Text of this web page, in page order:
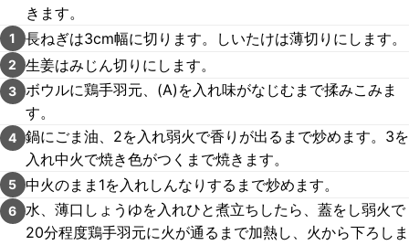
きます。
1 長ねぎは3cm幅に切ります。しいたけは薄切りにします。
2 生姜はみじん切りにします。
3 ボウルに鶏手羽元、(A)を入れ味がなじむまで揉みこみま
す。
4 鍋にごま油、2を入れ弱火で香りが出るまで炒めます。3を
入れ中火で焼き色がつくまで焼きます。
5 中火のまま1を入れしんなりするまで炒めます。
6 水、薄口しょうゆを入れひと煮立ちしたら、蓋をし弱火で
20分程度鶏手羽元に火が通るまで加熱し、火から下ろしま